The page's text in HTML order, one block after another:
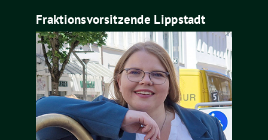
Fraktionsvorsitzende Lippstadt